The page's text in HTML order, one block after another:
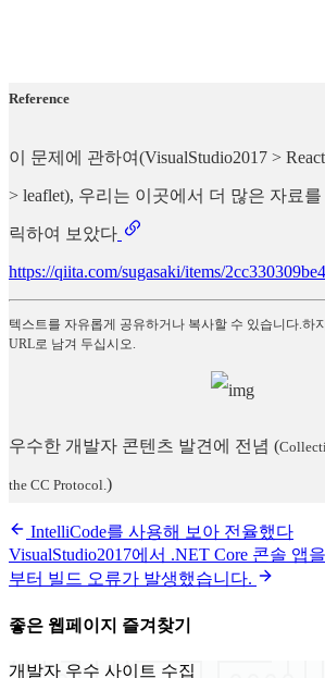
Reference
이 문제에 관하여(VisualStudio2017 >
> leaflet), 우리는 이곳에서 더 많은 자료
릭하여 보았다
https://qiita.com/sugasaki/items/
텍스트를 자유롭게 공유하거나 복사할 수 있습니다.하
URL로 남겨 두십시오.
우수한 개발자 콘텐츠 발견에 전념 (
the CC Protocol.)
IntelliCode를 사용해 보아 전율했다
VisualStudio2017에서 .NET Core 콘솔 앱
부터 빌드 오류가 발생했습니다.
좋은 웹페이지 즐겨찾기
개발자 우수 사이트 수집